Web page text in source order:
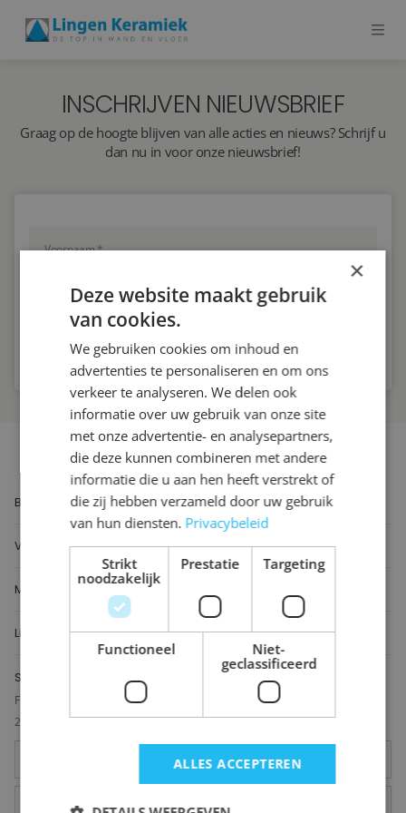
BADKAMERTEGELS
VLOERTEGELS
Stijlstudio's
Inspiratie
Over ons
Locaties
INSCHRIJVEN NIEUWSBRIEF
Graag op de hoogte blijven van alle acties en nieuws? Schrijf u
dan nu in voor onze nieuwsbrief!
Badkamertegels
Vloeren
Meer producten
Lingen Keramiek
Showroom
Flevoweg 43
2318 BX Leiden
071 579 43 55
leiden@lingenkeramiek.nl
×
Deze website maakt gebruik
van cookies.
We gebruiken cookies om inhoud en
advertenties te personaliseren en om ons
verkeer te analyseren. We delen ook
informatie over uw gebruik van onze site
met onze advertentie- en analysepartners,
die deze kunnen combineren met andere
informatie die u aan hen heeft verstrekt of
die zij hebben verzameld door uw gebruik
van hun diensten. Privacybeleid
Strikt
noodzakelijk
Prestatie Targeting
Functioneel
Niet-
geclassificeerd
ALLES ACCEPTEREN